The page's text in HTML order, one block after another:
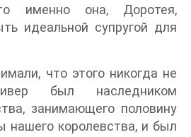
именно она, Доротея,
идеальной супругой для
что этого никогда не
был наследником
занимающего половину
нашего королевства, и был